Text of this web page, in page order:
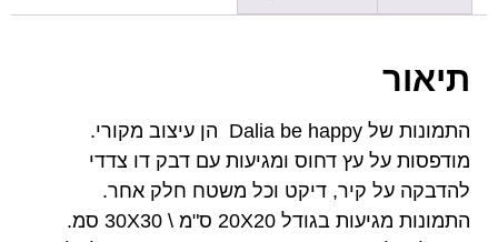
תיאור
התמונות של Dalia be happy הן עיצוב מקורי.
מודפסות על עץ דחוס ומגיעות עם דבק דו צדדי
להדבקה על קיר, דיקט וכל משטח חלק אחר.
התמונות מגיעות בגודל 20X20 ס"מ \ 30X30 סמ.